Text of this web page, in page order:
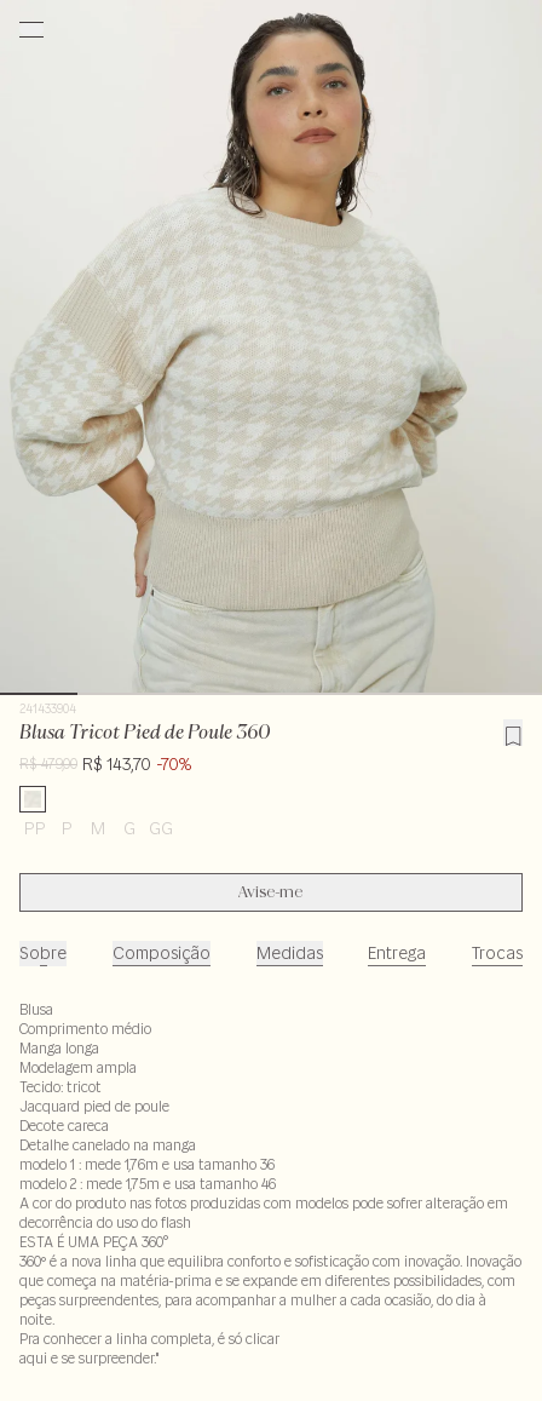
241433904
Blusa Tricot Pied de Poule 360
R$ 479,00 R$ 143,70 -70%
PP P M G GG
Avise-me
Sobre Composição Medidas Entrega Trocas
Blusa
Comprimento médio
Manga longa
Modelagem ampla
Tecido: tricot
Jacquard pied de poule
Decote careca
Detalhe canelado na manga
modelo 1 : mede 1,76m e usa tamanho 36
modelo 2 : mede 1,75m e usa tamanho 46
A cor do produto nas fotos produzidas com modelos pode sofrer alteração em
decorrência do uso do flash
ESTA É UMA PEÇA 360°
360º é a nova linha que equilibra conforto e sofisticação com inovação. Inovação
que começa na matéria-prima e se expande em diferentes possibilidades, com
peças surpreendentes, para acompanhar a mulher a cada ocasião, do dia à
noite.
Pra conhecer a linha completa, é só clicar
aqui e se surpreender."